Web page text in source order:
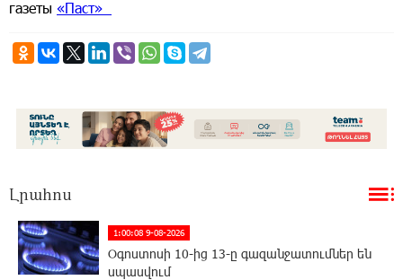
газеты «Паст»
Լրահոս
1:00:08 9-08-2026
Օգոստոսի 10-ից 13-ը գազանջատումներ են
սպասվում